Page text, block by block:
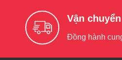
Vận
Đồng hành